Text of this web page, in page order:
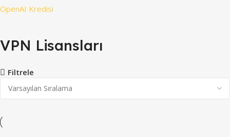
OpenAI Kredisi
VPN Lisansları
Filtrele